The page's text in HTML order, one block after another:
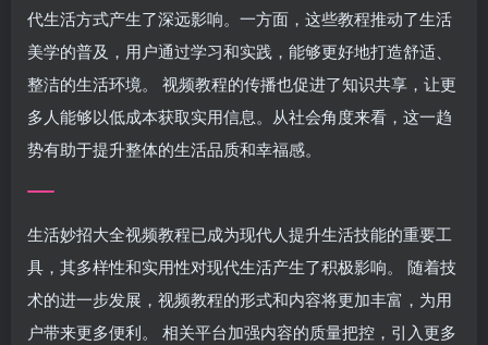
代生活方式产生了深远影响。一方面，这些教程推动了生活
美学的普及，用户通过学习和实践，能够更好地打造舒适、
整洁的生活环境。 视频教程的传播也促进了知识共享，让更
多人能够以低成本获取实用信息。从社会角度来看，这一趋
势有助于提升整体的生活品质和幸福感。
生活妙招大全视频教程已成为现代人提升生活技能的重要工
具，其多样性和实用性对现代生活产生了积极影响。 随着技
术的进一步发展，视频教程的形式和内容将更加丰富，为用
户带来更多便利。 相关平台加强内容的质量把控，引入更多